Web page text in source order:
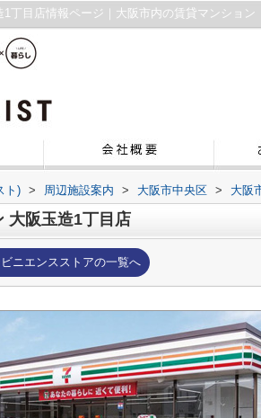
丁目店情報ページ｜大阪市内の賃貸マンション
ト) > 周辺施設案内 > 大阪市中央区 > 大阪
大阪玉造1丁目店
ニエンスストアの一覧へ